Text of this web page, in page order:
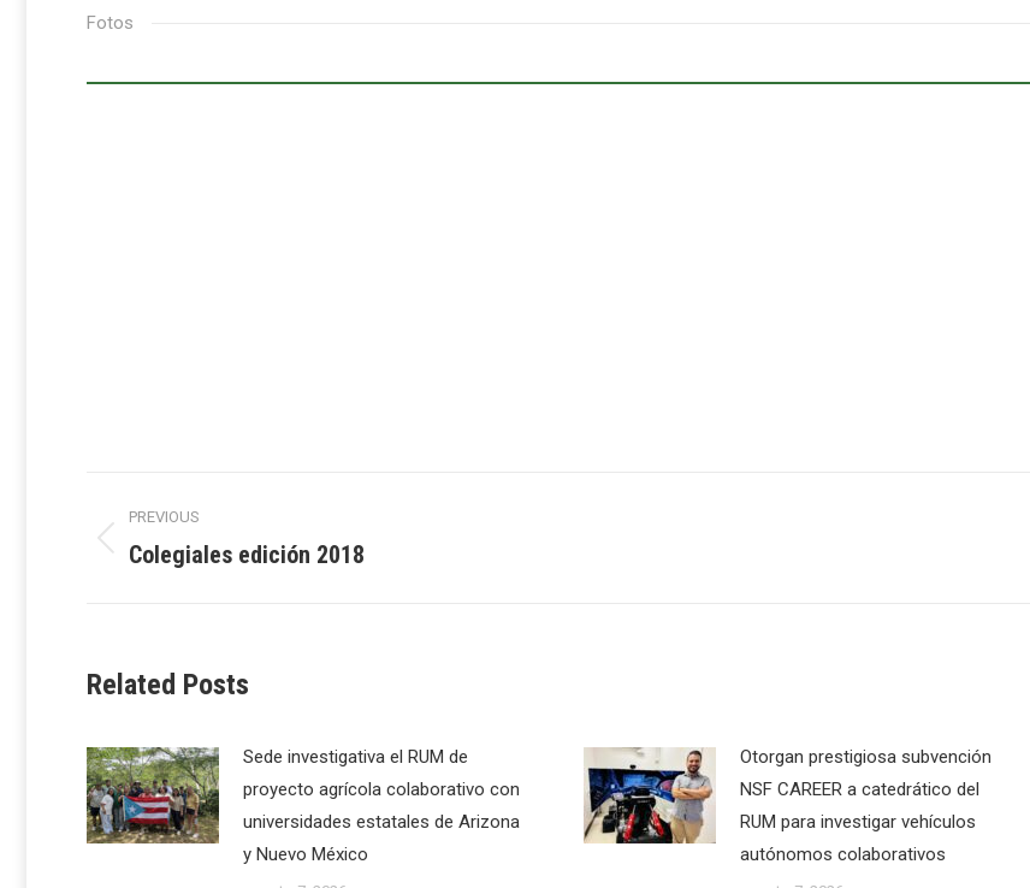
Fotos
Post
navigation
PREVIOUS
Previous
Colegiales edición 2018
Related Posts
Sede investigativa el RUM de
proyecto agrícola colaborativo con
universidades estatales de Arizona
y Nuevo México
Otorgan prestigiosa subvención
NSF CAREER a catedrático del
RUM para investigar vehículos
autónomos colaborativos